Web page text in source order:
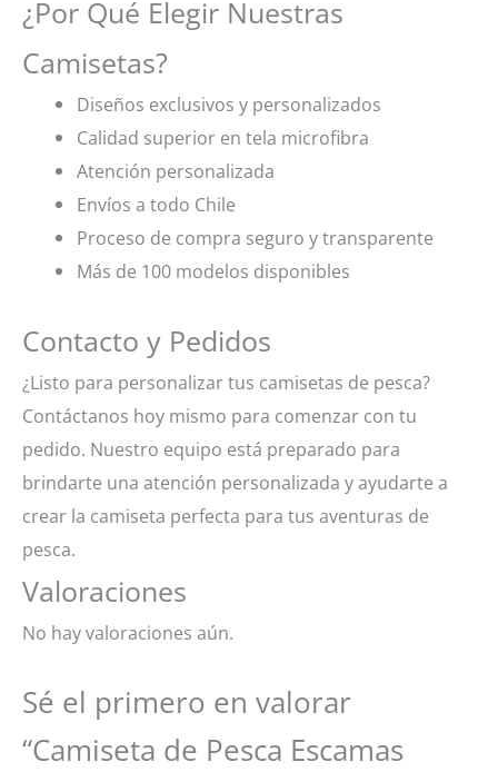
¿Por Qué Elegir Nuestras
Camisetas?
Diseños exclusivos y personalizados
Calidad superior en tela microfibra
Atención personalizada
Envíos a todo Chile
Proceso de compra seguro y transparente
Más de 100 modelos disponibles
Contacto y Pedidos
¿Listo para personalizar tus camisetas de pesca?
Contáctanos hoy mismo para comenzar con tu
pedido. Nuestro equipo está preparado para
brindarte una atención personalizada y ayudarte a
crear la camiseta perfecta para tus aventuras de
pesca.
Valoraciones
No hay valoraciones aún.
Sé el primero en valorar
“Camiseta de Pesca Escamas